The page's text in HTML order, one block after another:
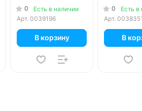
шт0
Есть в наличии
Арт. 0039196
В корзину
0
Есть в
Арт.
В